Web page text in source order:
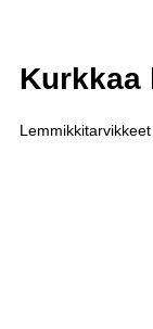
Kurkkaa
Lemmikkitarvikkeet